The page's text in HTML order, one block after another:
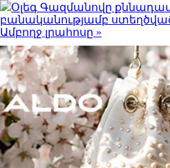
Օլեգ Գազմանովը
բանականությամբ
Ամբողջ լրահոսը »